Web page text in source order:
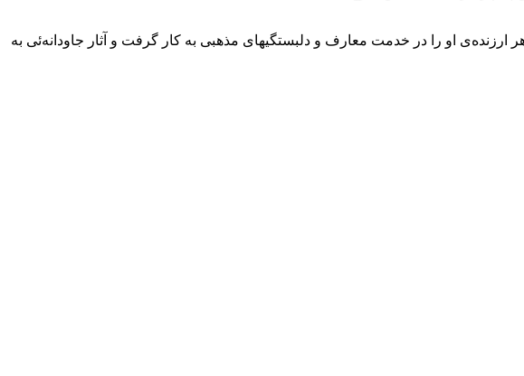
او را در خدمت معارف و دلبستگیهای مذهبی به کار گرفت و آثار جاودانه‌ئی به